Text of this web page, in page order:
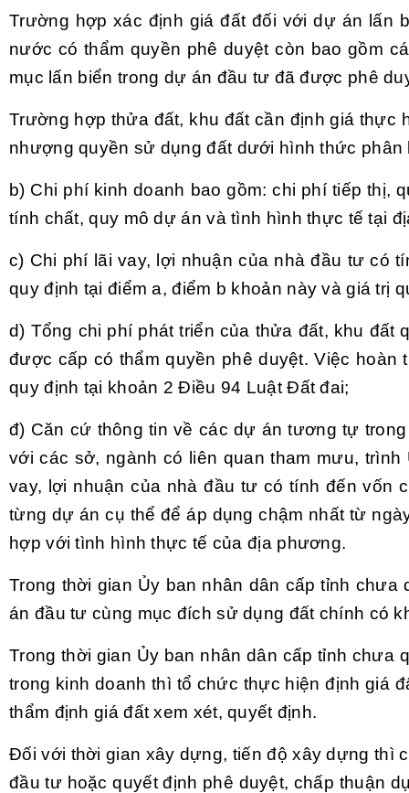
Trường hợp xác định giá đất đối với dự án lấn
nước có thẩm quyền phê duyệt còn bao gồm
mục lấn biển trong dự án đầu tư đã được phê
Trường hợp thửa đất, khu đất cần định giá
nhượng quyền sử dụng đất dưới hình thức
b) Chi phí kinh doanh bao gồm: chi phí tiếp thị,
tính chất, quy mô dự án và tình hình thực tế tại
c) Chi phí lãi vay, lợi nhuận của nhà đầu tư có
quy định tại điểm a, điểm b khoản này và giá trị
d) Tổng chi phí pháttriển của thửa đất, khu đất
được cấp có thẩm quyền phê duyệt. Việc
quy định tại khoản 2 Điều 94 Luật Đất đai;
đ) Căn cứ thông tin về các dự án tương tự
với các sở, ngành có liên quan tham mưu,
vay, lợi nhuận của nhà đầu tư có tính đến vốn
từng dự án cụ thể để áp dụng chậm nhất từ
hợp với tình hình thực tế của địa phương.
Trong thời gian Ủy ban nhân dân cấp tỉnh
án đầu tư cùng mục đích sử dụng đất chính có
Trong thời gian Ủy ban nhân dân cấp tỉnh
trong kinh doanh thì tổ chức thực hiện định giá
thẩm định giá đất xem xét, quyết định.
Đối với thời gian xây dựng, tiến độ xây dựng thì
đầu tư hoặc quyết định phê duyệt, chấp thuận